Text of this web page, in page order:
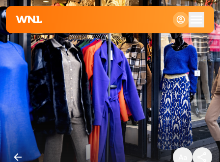
Klein
Standaard
Groot